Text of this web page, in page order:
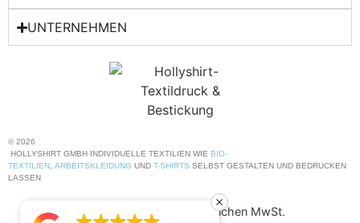
UNTERNEHMEN
© 2026
HOLLYSHIRT GMBH INDIVIDUELLE TEXTILIEN WIE BIO-
TEXTILIEN ARBEITSKLEIDUNG UND T-SHIRTS SELBST GESTALTEN UND BEDRUCKEN
LASSEN
Alle Preise inkl. der gesetzlichen MwSt.